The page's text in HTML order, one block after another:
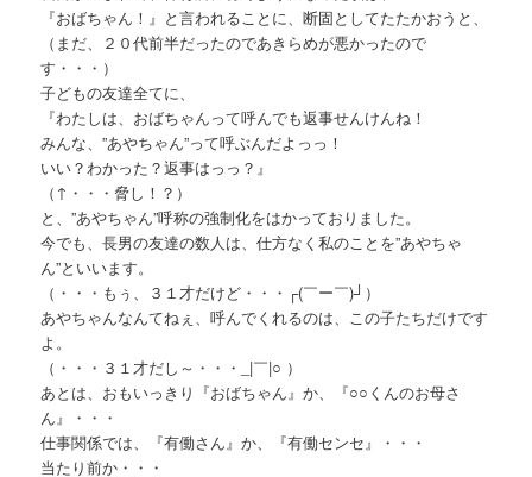
『おばちゃん！』と言われることに、断固としてたたかおうと、
（まだ、２０代前半だったのであきらめが悪かったので
す・・・）
子どもの友達全てに、
『わたしは、おばちゃんって呼んでも返事せんけんね！
みんな、”あやちゃん”って呼ぶんだよっっ！
いい？わかった？返事はっっ？』
（↑・・・脅し！？）
と、”あやちゃん”呼称の強制化をはかっておりました。
今でも、長男の友達の数人は、仕方なく私のことを”あやちゃ
ん”といいます。
（・・・もぅ、３１才だけど・・・┌(￣ー￣)┘）
あやちゃんなんてねぇ、呼んでくれるのは、この子たちだけです
よ。
（・・・３１才だし～・・・_|￣|○ ）
あとは、おもいっきり『おばちゃん』か、『○○くんのお母さ
ん』・・・
仕事関係では、『有働さん』か、『有働センセ』・・・
当たり前か・・・